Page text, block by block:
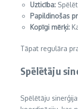
Uzticība:
Papildinošas
Kopīgi mērķi:
Tāpat regulāra
Spēlētāju
Spēlētāju